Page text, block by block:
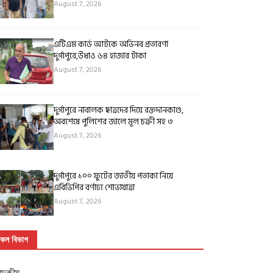
August 7, 2026
এটিএম কার্ড আটকে অভিনব প্রতারণা
দুর্গাপুরে,উধাও ৬৪ হাজার টাকা
August 7, 2026
দুর্গাপুরে নাবালক ছাত্রদের দিয়ে রক্তদানকাণ্ড,
অবশেষে পুলিশের জালে মূল চক্রী সহ ৩
August 7, 2026
দুর্গাপুরে ১০০ ফুটের জাতীয় পতাকা নিয়ে
এবিভিপির বর্ণাঢ্য শোভাযাত্রা
August 7, 2026
বিভাগ